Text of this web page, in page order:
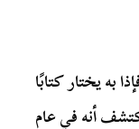
به يختار كتابًا
أنه في عام